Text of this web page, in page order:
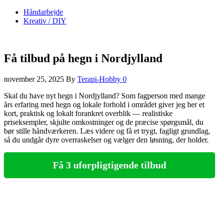
Håndarbejde
Kreativ / DIY
Få tilbud på hegn i Nordjylland
november 25, 2025 By Terapi-Hobby 0
Skal du have nyt hegn i Nordjylland? Som fagperson med mange
års erfaring med hegn og lokale forhold i området giver jeg her et
kort, praktisk og lokalt forankret overblik — realistiske
priseksempler, skjulte omkostninger og de præcise spørgsmål, du
bør stille håndværkeren. Læs videre og få et trygt, fagligt grundlag,
så du undgår dyre overraskelser og vælger den løsning, der holder.
Få 3 uforpligtigende tilbud